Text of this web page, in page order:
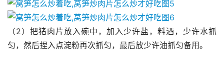
（2）把猪肉片放入碗中，加入少许盐，料酒，少许水抓
匀，然后捏入点淀粉再次抓匀，最后放少许油抓匀备用。